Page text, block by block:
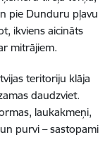
pie Dunduru pļavu
ikviens aicināts
mitrājiem.
teritoriju klāja
daudzviet.
laukakmeņi,
purvi – sastopami